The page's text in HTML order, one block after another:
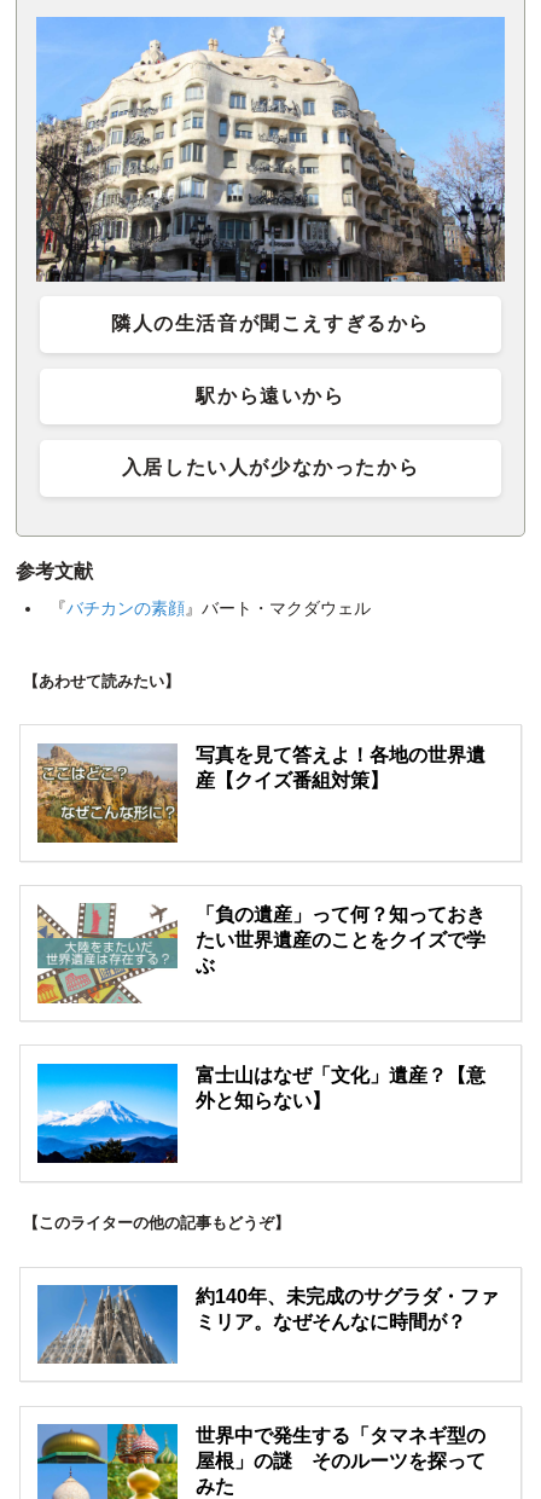
隣人の生活音が聞こえすぎるから
駅から遠いから
入居したい人が少なかったから
参考文献
『バチカンの素顔』バート・マクダウェル
【あわせて読みたい】
写真を見て答えよ！各地の世界遺
産【クイズ番組対策】
「負の遺産」って何？知っておき
たい世界遺産のことをクイズで学
ぶ
富士山はなぜ「文化」遺産？【意
外と知らない】
【このライターの他の記事もどうぞ】
約140年、未完成のサグラダ・ファ
ミリア。なぜそんなに時間が？
世界中で発生する「タマネギ型の
屋根」の謎 そのルーツを探って
みた